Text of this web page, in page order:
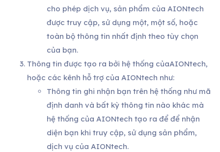
cho phép dịch vụ, sản phẩm của AIONtech
được truy cập, sử dụng một, một số, hoặc
toàn bộ thông tin nhất định theo tùy chọn
của bạn.
Thông tin được tạo ra bởi hệ thống củaAIONtech,
hoặc các kênh hỗ trợ của AIONtech như:
Thông tin ghi nhận bạn trên hệ thống như mã
định danh và bất kỳ thông tin nào khác mà
hệ thống của AIONtech tạo ra để để nhận
diện bạn khi truy cập, sử dụng sản phẩm,
dịch vụ của AIONtech.